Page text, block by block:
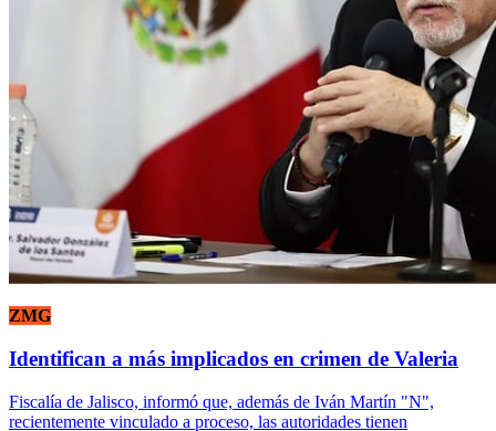
ZMG
Identifican a más implicados en crimen de Valeria
Fiscalía de Jalisco, informó que, además de Iván Martín "N",
recientemente vinculado a proceso, las autoridades tienen